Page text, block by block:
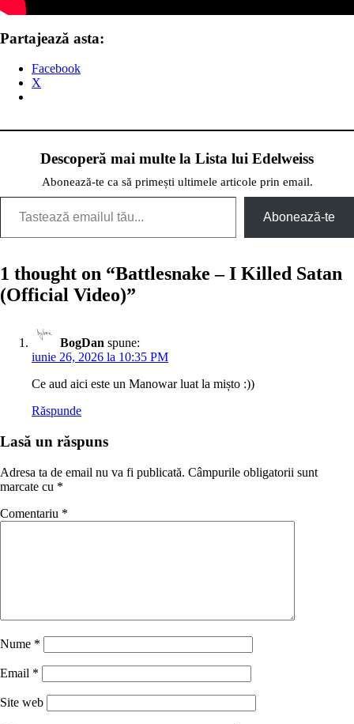
Partajează asta:
Facebook
X
Descoperă mai multe la Lista lui Edelweiss
Abonează-te ca să primești ultimele articole prin email.
Tastează emailul tău...
Abonează-te
1 thought on “Battlesnake – I Killed Satan
(Official Video)”
BogDan spune:
iunie 26, 2026 la 10:35 PM
Ce aud aici este un Manowar luat la mișto :))
Răspunde
Lasă un răspuns
Adresa ta de email nu va fi publicată. Câmpurile obligatorii sunt
marcate cu *
Comentariu *
Nume *
Email *
Site web